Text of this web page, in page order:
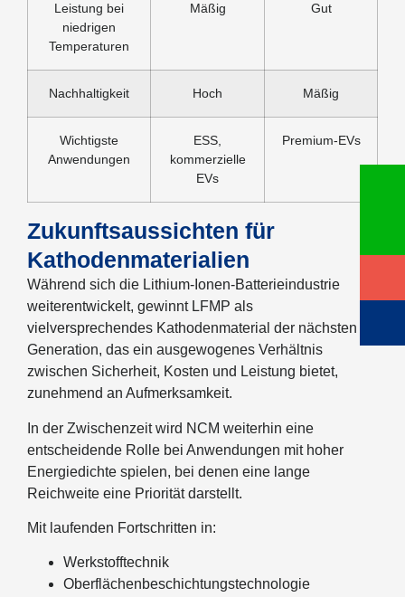
Leistung bei
niedrigen
Temperaturen
Mäßig Gut
Nachhaltigkeit Hoch Mäßig
Wichtigste
Anwendungen
ESS,
kommerzielle
EVs
Premium-EVs
Zukunftsaussichten für
Kathodenmaterialien
Während sich die Lithium-Ionen-Batterieindustrie
weiterentwickelt, gewinnt LFMP als
vielversprechendes Kathodenmaterial der nächsten
Generation, das ein ausgewogenes Verhältnis
zwischen Sicherheit, Kosten und Leistung bietet,
zunehmend an Aufmerksamkeit.
In der Zwischenzeit wird NCM weiterhin eine
entscheidende Rolle bei Anwendungen mit hoher
Energiedichte spielen, bei denen eine lange
Reichweite eine Priorität darstellt.
Mit laufenden Fortschritten in:
Werkstofftechnik
Oberflächenbeschichtungstechnologie